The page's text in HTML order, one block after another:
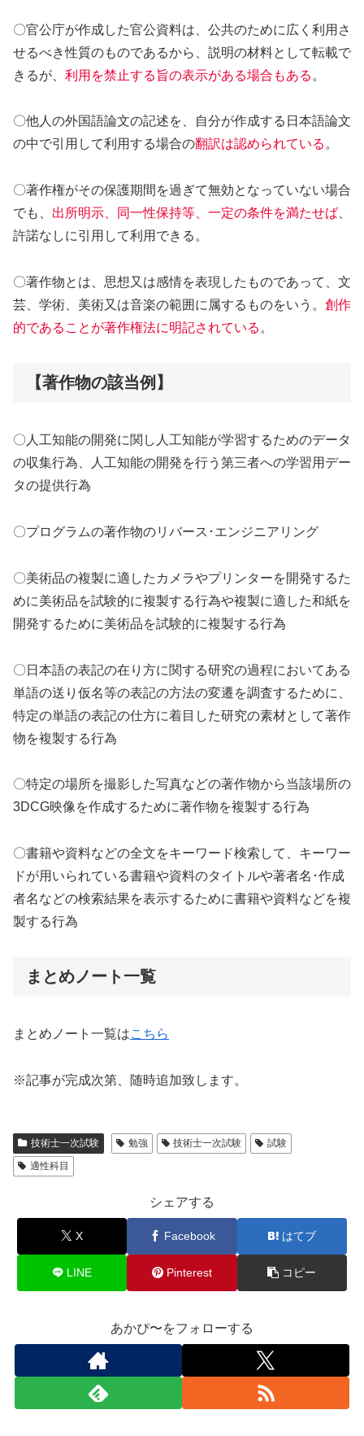
〇官公庁が作成した官公資料は、公共のために広く利用さ
せるべき性質のものであるから、説明の材料として転載で
きるが、 利用を禁止する旨の表示がある場合もある 。
〇他人の外国語論文の記述を、自分が作成する日本語論文
の中で引用して利用する場合の翻訳は認められている。
〇著作権がその保護期間を過ぎて無効となっていない場合
でも、 出所明示、同一性保持等、一定の条件を満たせば
許諾なしに引用して利用できる。
〇著作物とは、思想又は感情を表現したものであって、文
芸、学術、美術又は音楽の範囲に属するものをいう。 創作
的であることが著作権法に明記されている 。
【著作物の該当例】
〇人工知能の開発に関し人工知能が学習するためのデータ
の収集行為、人工知能の開発を行う第三者への学習用デー
タの提供行為
〇プログラムの著作物のリバース･エンジニアリング
〇美術品の複製に適したカメラやプリンターを開発するた
めに美術品を試験的に複製する行為や複製に適した和紙を
開発するために美術品を試験的に複製する行為
〇日本語の表記の在り方に関する研究の過程においてある
単語の送り仮名等の表記の方法の変遷を調査するために、
特定の単語の表記の仕方に着目した研究の素材として著作
物を複製する行為
〇特定の場所を撮影した写真などの著作物から当該場所の
3DCG映像を作成するために著作物を複製する行為
〇書籍や資料などの全文をキーワード検索して、キーワー
ドが用いられている書籍や資料のタイトルや著者名･作成
者名などの検索結果を表示するために書籍や資料などを複
製する行為
まとめノート一覧
まとめノート一覧はこちら
※記事が完成次第、随時追加致します。
技術士一次試験 勉強 技術士一次試験
試験
適性科目
シェアする
X Facebook はてブ
LINE Pinterest コピー
あかぴ〜をフォローする